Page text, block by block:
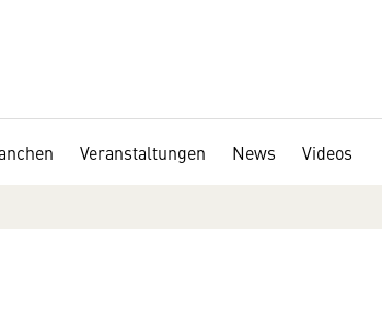
Veranstaltungen News Videos